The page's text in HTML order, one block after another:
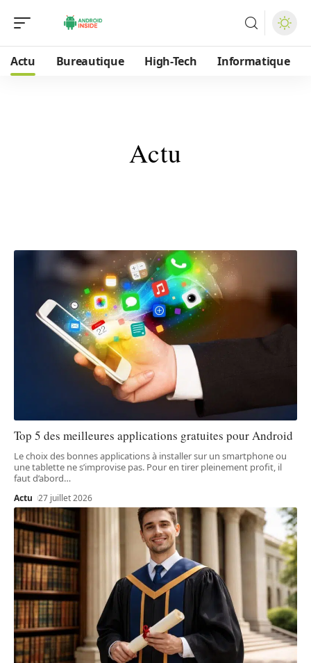
Actu Bureautique High-Tech Informatique
Actu
Top 5 des meilleures applications gratuites pour Android
Le choix des bonnes applications à installer sur un smartphone ou
une tablette ne s’improvise pas. Pour en tirer pleinement profit, il
faut d’abord…
Actu 27 juillet 2026